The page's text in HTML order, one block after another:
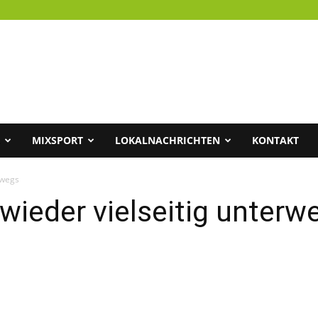
MIXSPORT LOKALNACHRICHTEN KONTAKT
vielseitig